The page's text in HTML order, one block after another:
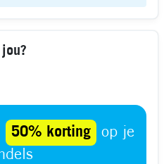
50% korting
op je